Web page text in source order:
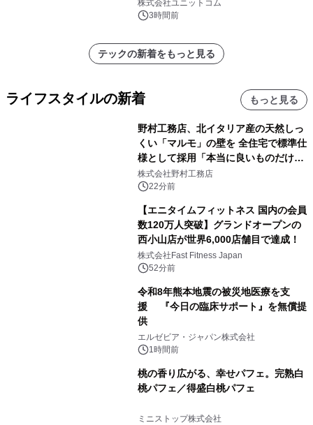
株式会社ユニットコム
3時間前
テックの新着をもっと見る
ライフスタイルの新着 もっと見る
野村工務店、北イタリア産の天然しっ
くい「マルモ」の壁を 全住宅で標準仕
様として採用「本当に良いものだけに
こだわる」
株式会社野村工務店
22分前
【エニタイムフィットネス 国内の会員
数120万人突破】グランドオープンの
西小山店が世界6,000店舗目で達成！
株式会社Fast Fitness Japan
52分前
令和8年熊本地震の被災地医療を支
援 『今日の臨床サポート』を無償提
供
エルゼビア・ジャパン株式会社
1時間前
桃の香り広がる、幸せパフェ。完熟白
桃パフェ／得盛白桃パフェ
ミニストップ株式会社